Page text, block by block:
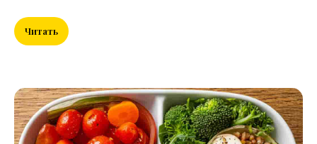
Читать
Количество килокалорий (ккал)
Введите подходящее для вас количество
3950
900
7000